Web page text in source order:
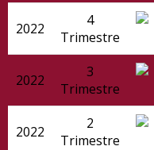
2022
4
Trimestre
2022
3
Trimestre
2022
2
Trimestre